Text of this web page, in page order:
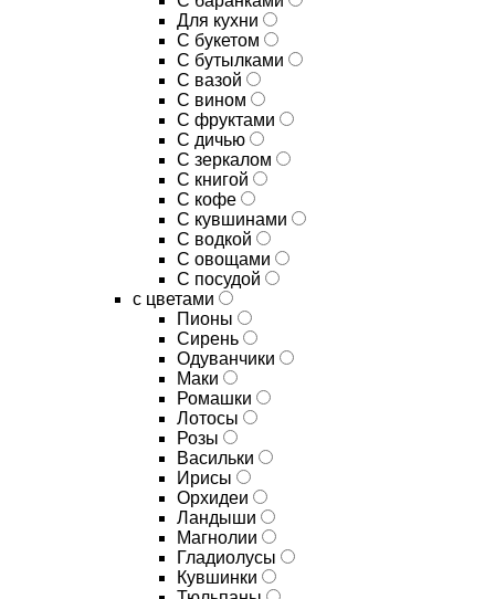
Для кухни
C букетом
C бутылками
C вазой
C вином
C фруктами
C дичью
C зеркалом
C книгой
C кофе
C кувшинами
C водкой
C овощами
C посудой
с цветами
Пионы
Сирень
Одуванчики
Маки
Ромашки
Лотосы
Розы
Васильки
Ирисы
Орхидеи
Ландыши
Магнолии
Гладиолусы
Кувшинки